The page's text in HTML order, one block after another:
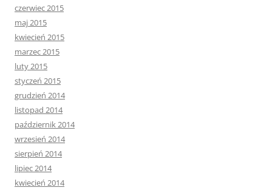
czerwiec 2015
maj 2015
kwiecień 2015
marzec 2015
luty 2015
styczeń 2015
grudzień 2014
listopad 2014
październik 2014
wrzesień 2014
sierpień 2014
lipiec 2014
kwiecień 2014